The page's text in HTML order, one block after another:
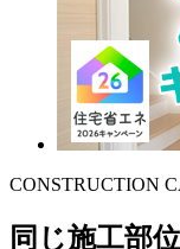
CONSTRUCTION
同じ施工部